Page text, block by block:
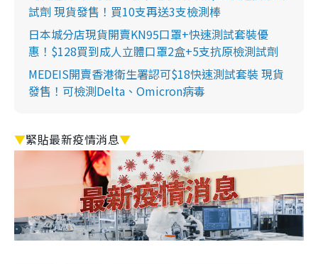
試劑 現貨發售！買10支再送3支檢測棒
日本城分店現貨開賣KN95口罩+快速測試套裝優
惠！$128買到成人立體口罩2盒+5支抗原檢測試劑
MEDEIS開賣香港衛生署認可$18快速測試套裝 現貨
發售！可檢測Delta、Omicron病毒
▼緊貼最新疫情消息▼